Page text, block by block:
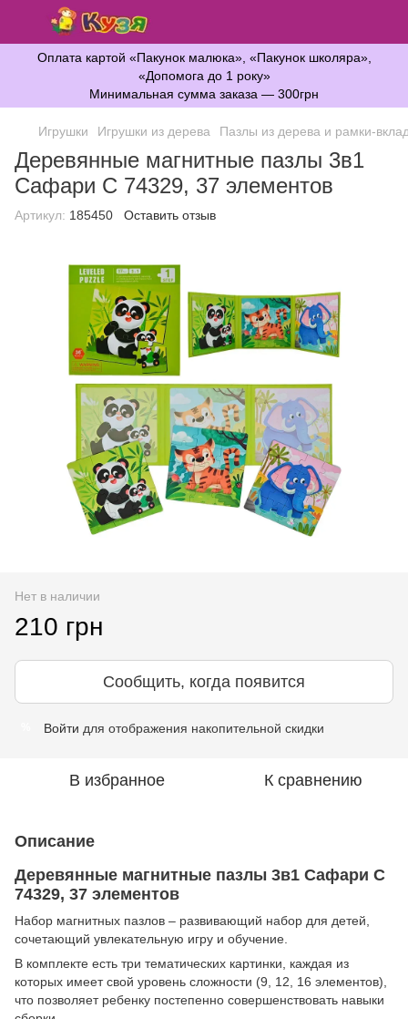
Оплата картой «Пакунок малюка», «Пакунок школяра»,
«Допомога до 1 року»
Минимальная сумма заказа — 300грн
Игрушки Игрушки из дерева Пазлы из дерева и рамки-
Деревянные магнитные пазлы 3в1
Сафари C 74329, 37 элементов
Артикул: 185450 Оставить отзыв
Нет в наличии
210 грн
Сообщить, когда появится
Войти для отображения накопительной скидки
В избранное К сравнению
Описание
Деревянные магнитные пазлы 3в1 Сафари C
74329, 37 элементов
Набор магнитных пазлов – развивающий набор для детей,
сочетающий увлекательную игру и обучение.
В комплекте есть три тематических картинки, каждая из
которых имеет свой уровень сложности (9, 12, 16 элементов),
что позволяет ребенку постепенно совершенствовать навыки